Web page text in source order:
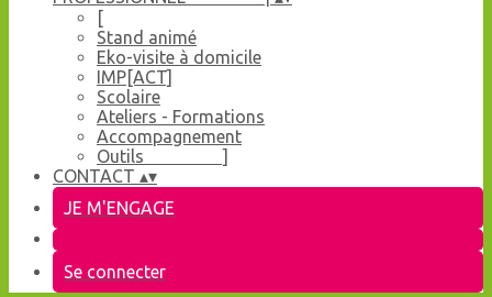
[
Stand animé
Eko-visite à domicile
IMP[ACT]
Scolaire
Ateliers - Formations
Accompagnement
Outils ]
CONTACT ▴▾
JE M'ENGAGE
Se connecter